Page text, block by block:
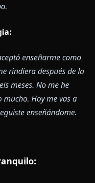
enseñarme como
rindiera después de la
meses. No me he
Hoy me vas a
enseñándome.